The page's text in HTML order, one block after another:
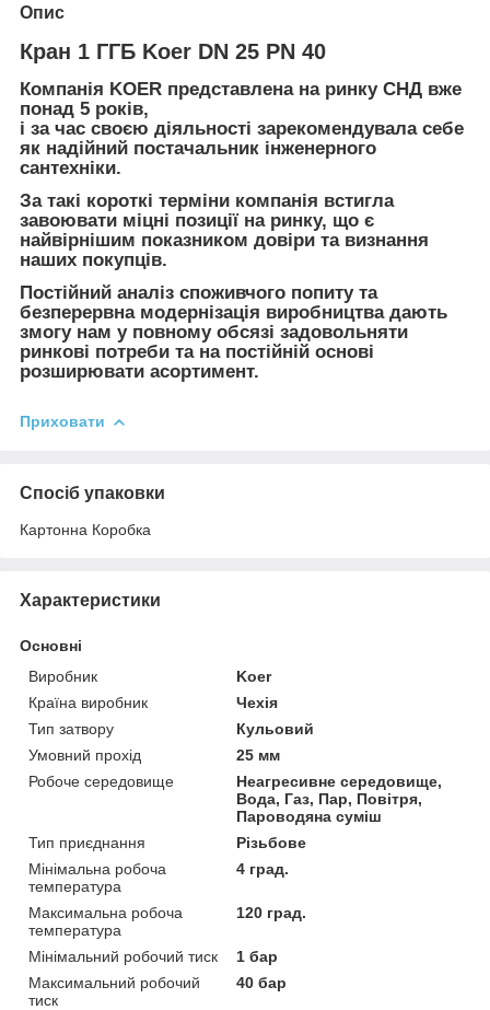
Опис
Кран 1 ГГБ Koer DN 25 PN 40
Компанія KOER представлена на ринку СНД вже
понад 5 років,
і за час своєю діяльності зарекомендувала себе
як надійний постачальник інженерного
сантехніки.
За такі короткі терміни компанія встигла
завоювати міцні позиції на ринку, що є
найвірнішим показником довіри та визнання
наших покупців.
Постійний аналіз споживчого попиту та
безперервна модернізація виробництва дають
змогу нам у повному обсязі задовольняти
ринкові потреби та на постійній основі
розширювати асортимент.
Приховати
Спосіб упаковки
Картонна Коробка
Характеристики
Основні
Виробник
Koer
Країна виробник
Чехія
Тип затвору
Кульовий
Умовний прохід
25 мм
Робоче середовище
Неагресивне середовище,
Вода, Газ, Пар, Повітря,
Пароводяна суміш
Тип приєднання
Різьбове
Мінімальна робоча
температура
4 град.
Максимальна робоча
температура
120 град.
Мінімальний робочий тиск
1 бар
Максимальний робочий
тиск
40 бар